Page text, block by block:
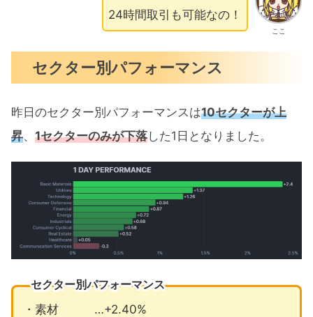
ここ
24時間取引も可能なの！
セクター別パフォーマンス
昨日のセクター別パフォーマンスは10セクターが上
昇、 1セクターのみが下落した1日となりました。
セクター別パフォーマンス
・素材 …+2.40%